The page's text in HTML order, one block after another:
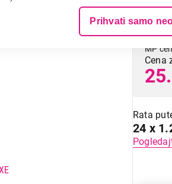
Prihvati samo
VOX
MP
Cena
Rata
24 x